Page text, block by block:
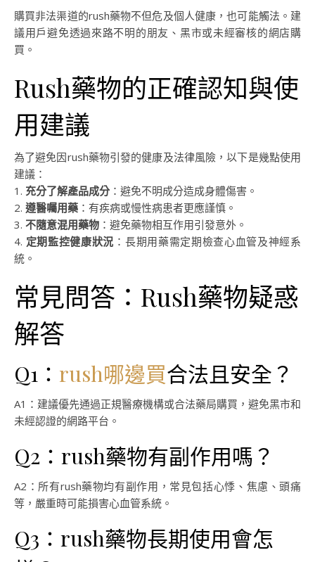
購買非法渠道的rush藥物不但危及個人健康，也可能觸法。建
議用戶避免透過來路不明的朋友、黑市或未經審核的網店購
買。
Rush藥物的正確認知與使
用建議
為了避免因rush藥物引發的健康及法律風險，以下是幾點使用
建議：
1. 充分了解產品成分 ：避免不明成分造成身體傷害。
2. 遵醫囑用藥 ：有疾病或慢性病患者更應謹慎。
3. 不隨意混用藥物 ：避免藥物相互作用引發意外。
4. 定期監控健康狀況 ：長期用藥需定期檢查心血管及神經系
統。
常見問答：Rush藥物疑惑
解答
Q1： rush哪邊買合法且安全？
A1：建議優先通過正規醫療機構或合法藥局購買，避免黑市和
未經認證的網路平台。
Q2：rush藥物有副作用嗎？
A2：所有rush藥物均有副作用，常見包括心悸、焦慮、頭痛
等，嚴重時可能損害心血管系統。
Q3：rush藥物長期使用會怎